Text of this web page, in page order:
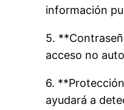
información
5.
acceso no
6.
ayudará a